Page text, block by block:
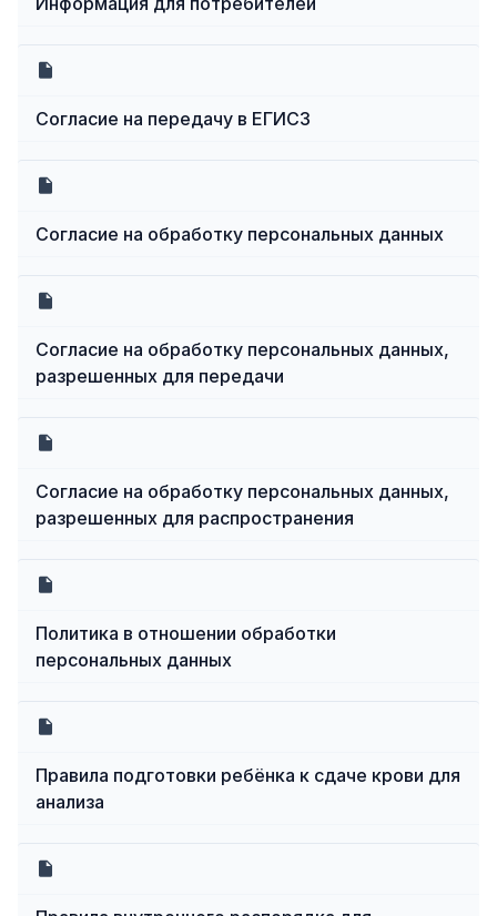
Согласие на передачу в ЕГИСЗ
Согласие на обработку персональных данных
Согласие на обработку персональных данных,
разрешенных для передачи
Согласие на обработку персональных данных,
разрешенных для распространения
Политика в отношении обработки
персональных данных
Правила подготовки ребёнка к сдаче крови для
анализа